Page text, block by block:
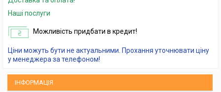
Наші послуги
Можливість придбати в кредит!
Ціни можуть бути не актуальними. Прохання уточнювати ціну
у менеджера за телефоном!
ІНФОРМАЦІЯ